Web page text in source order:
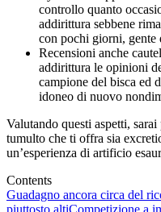
controllo quanto
addirittura sebbene
con pochi giorni, gente
Recensioni anche
addirittura le opinioni
campione del bisca ed
idoneo di nuovo
Valutando questi aspetti,
tumulto che ti offra sia
un’esperienza di artificio
Contents
Guadagno ancora circa del
piuttosto altiCompetizione a